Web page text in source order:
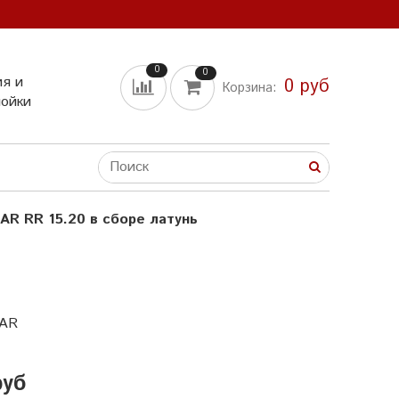
и
0 0
Корзина: 0 руб
RR 15.20 в сборе латунь